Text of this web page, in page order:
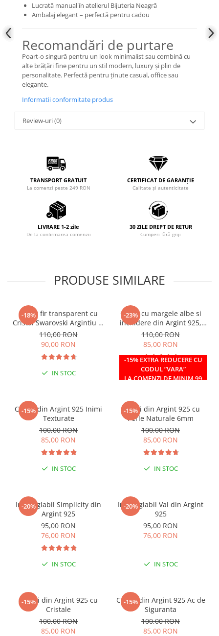
Lucrată manual în atelierul Bijuteria Neagră
Ambalaj elegant – perfectă pentru cadou
Recomandări de purtare
Poart-o singură pentru un look minimalist sau combină cu
alte brățări fine pentru un stil modern, luxury și plin de
personalitate. Perfectă pentru ținute casual, office sau
elegante.
Informatii conformitate produs
Review-uri(0)
TRANSPORT GRATUIT
La comenzi peste 249 RON
CERTIFICAT DE GARANȚIE
Calitate și autenticitate
LIVRARE 1-2 zile
De la confirmarea comenzii
30 ZILE DREPT DE RETUR
Cumperi fără griji
PRODUSE SIMILARE
-18%
Colier fir transparent cu
Cristal Swarovski Argintiu in
Caseta din Argint 925
110,00 RON
90,00 RON
IN STOC
-23%
-15% EXTRA REDUCERE CU
CODUL ”VARA”
LA COMENZI DE MINIM 99
Colier cu margele albe si
inchidere din Argint 925,
reglabil 38-41 cm
110,00 RON
85,00 RON
IN STOC
-15%
Cercei din Argint 925 Inimi
Texturate
100,00 RON
85,00 RON
IN STOC
-15%
Cercei din Argint 925 cu
Perle Naturale 6mm
100,00 RON
85,00 RON
IN STOC
-20%
Inel reglabil Simplicity din
Argint 925
95,00 RON
76,00 RON
IN STOC
-20%
Inel reglabil Val din Argint
925
95,00 RON
76,00 RON
IN STOC
-15%
Cercei din Argint 925 cu
Cristale
100,00 RON
85,00 RON
-15%
Cercei din Argint 925 Ac de
Siguranta
100,00 RON
85,00 RON